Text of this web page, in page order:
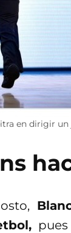
en dirigir